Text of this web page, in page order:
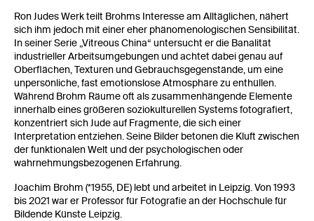
Ron Judes Werk teilt Brohms Interesse am Alltäglichen, nähert
sich ihm jedoch mit einer eher phänomenologischen Sensibilität.
In seiner Serie „Vitreous China“ untersucht er die Banalität
industrieller Arbeitsumgebungen und achtet dabei genau auf
Oberflächen, Texturen und Gebrauchsgegenstände, um eine
unpersönliche, fast emotionslose Atmosphäre zu enthüllen.
Während Brohm Räume oft als zusammenhängende Elemente
innerhalb eines größeren soziokulturellen Systems fotografiert,
konzentriert sich Jude auf Fragmente, die sich einer
Interpretation entziehen. Seine Bilder betonen die Kluft zwischen
der funktionalen Welt und der psychologischen oder
wahrnehmungsbezogenen Erfahrung.
Joachim Brohm (*1955, DE) lebt und arbeitet in Leipzig. Von 1993
bis 2021 war er Professor für Fotografie an der Hochschule für
Bildende Künste Leipzig.